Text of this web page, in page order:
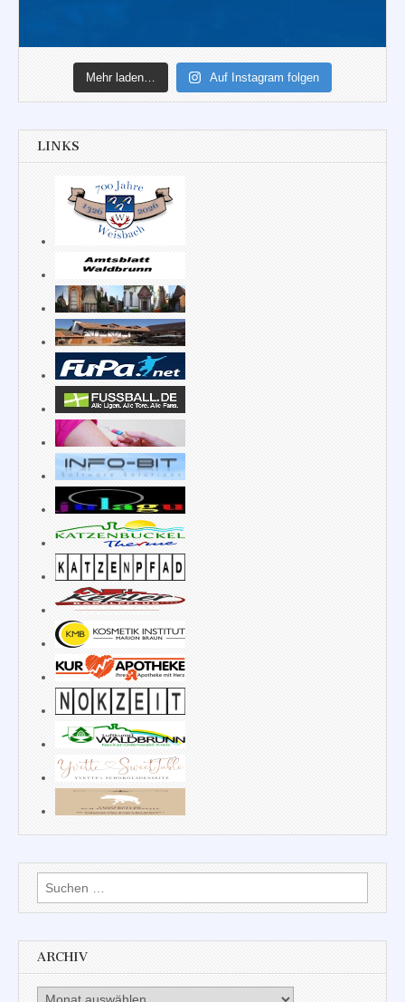
Mehr laden… Auf Instagram folgen
LINKS
Suchen
nach:
ARCHIV
Archiv